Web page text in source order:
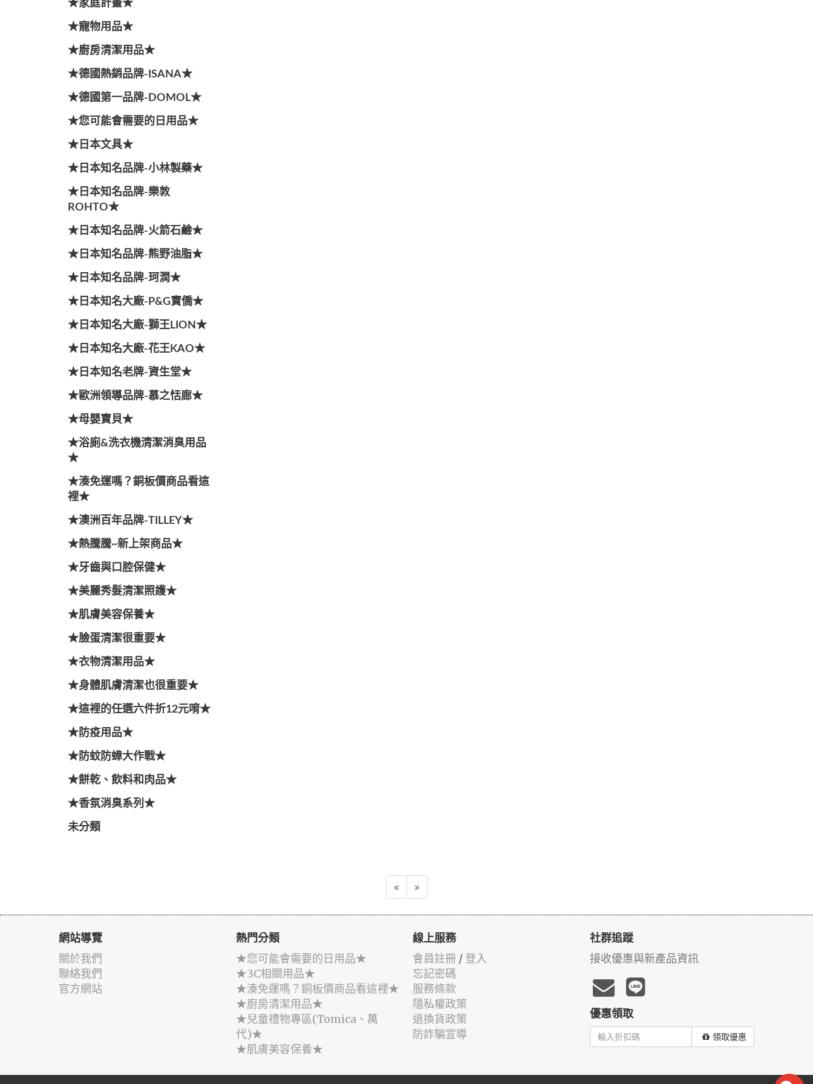
★家庭計畫★
★寵物用品★
★廚房清潔用品★
★德國熱銷品牌-ISANA★
★德國第一品牌-DOMOL★
★您可能會需要的日用品★
★日本文具★
★日本知名品牌-小林製藥★
★日本知名品牌-樂敦
ROHTO★
★日本知名品牌-火箭石鹼★
★日本知名品牌-熊野油脂★
★日本知名品牌-珂潤★
★日本知名大廠-P&G寶僑★
★日本知名大廠-獅王LION★
★日本知名大廠-花王KAO★
★日本知名老牌-資生堂★
★歐洲領導品牌-慕之恬廊★
★母嬰寶貝★
★浴廁&洗衣機清潔消臭用品
★
★湊免運嗎？銅板價商品看這
裡★
★澳洲百年品牌-TILLEY★
★熱騰騰~新上架商品★
★牙齒與口腔保健★
★美麗秀髮清潔照護★
★肌膚美容保養★
★臉蛋清潔很重要★
★衣物清潔用品★
★身體肌膚清潔也很重要★
★這裡的任選六件折12元唷★
★防疫用品★
★防蚊防蟑大作戰★
★餅乾、飲料和肉品★
★香氛消臭系列★
未分類
« »
網站導覽
關於我們
聯絡我們
官方網站
熱門分類
★您可能會需要的日用品★
★3C相關用品★
★湊免運嗎？銅板價商品看這裡★
★廚房清潔用品★
★兒童禮物專區(Tomica、萬
代)★
★肌膚美容保養★
線上服務
會員註冊 / 登入
忘記密碼
服務條款
隱私權政策
退換貨政策
防詐騙宣導
社群追蹤
接收優惠與新產品資訊
優惠領取
領取優惠